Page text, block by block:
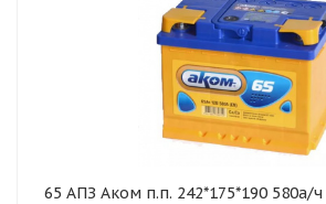
65 АПЗ Аком п.п. 242*175*190 580а/ч